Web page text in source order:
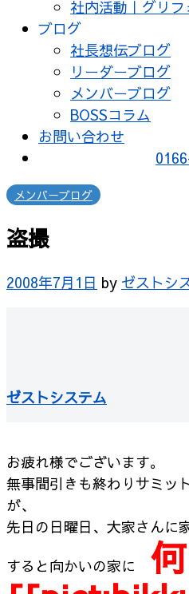
社内活動｜グリ
ブログ
社長想伝ブログ
リーダーブログ
メンバーブログ
BOSSコラム
お問い合わせ
メンバーブログ
盗撮
2008年7月1日 by ゼストシ
ゼストシステム
お疲れ様でございます。
無事間引きも終わりサミッ
が、
先日の日曜日、大家さんに
すると向かいの家に